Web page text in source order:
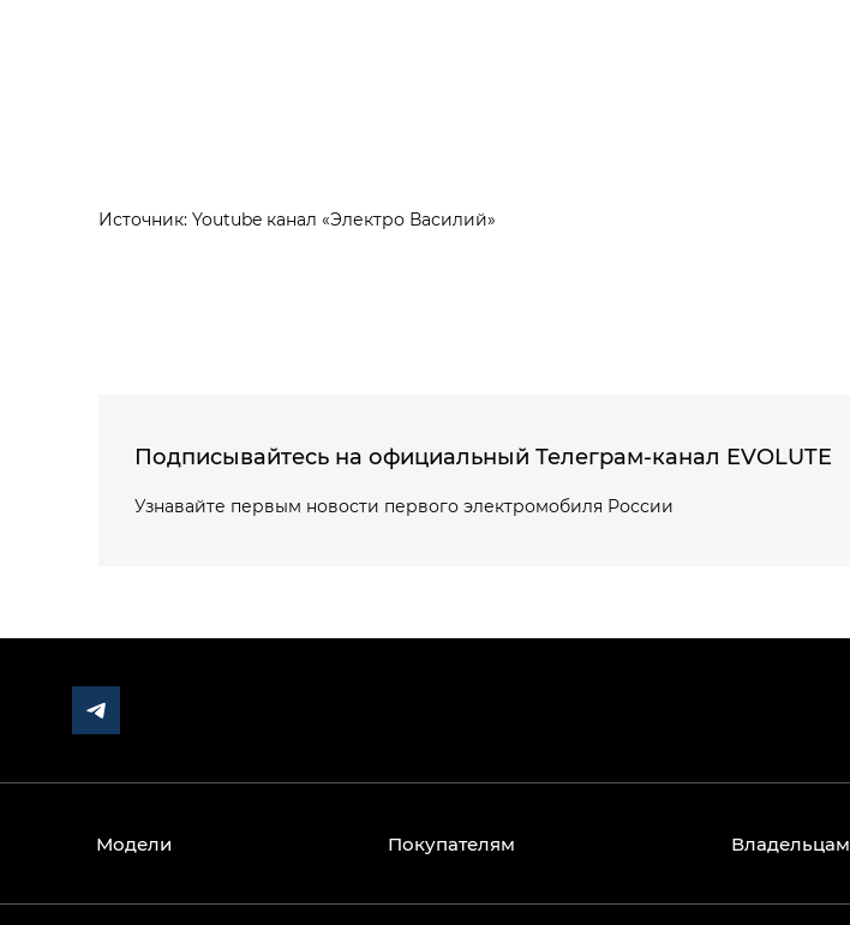
Источник: Youtube канал «Электро Василий»
Подписывайтесь на официальный Телеграм-канал EVOLUTE
Узнавайте первым новости первого электромобиля России
Модели Покупателям Владельцам